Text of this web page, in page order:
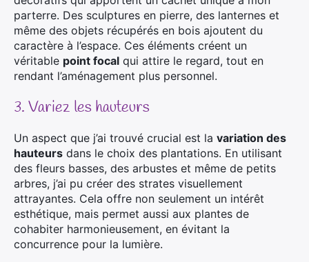
parterre. Des sculptures en pierre, des lanternes et
même des objets récupérés en bois ajoutent du
caractère à l’espace. Ces éléments créent un
véritable point focal qui attire le regard, tout en
rendant l’aménagement plus personnel.
3. Variez les hauteurs
Un aspect que j’ai trouvé crucial est la variation des
hauteurs dans le choix des plantations. En utilisant
des fleurs basses, des arbustes et même de petits
arbres, j’ai pu créer des strates visuellement
attrayantes. Cela offre non seulement un intérêt
esthétique, mais permet aussi aux plantes de
cohabiter harmonieusement, en évitant la
concurrence pour la lumière.